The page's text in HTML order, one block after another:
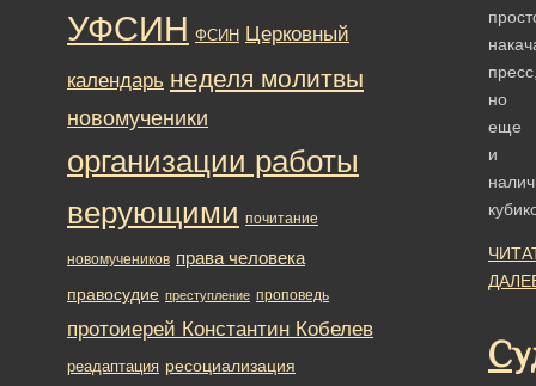
но
еще
и
УФСИН ФСИН Церковный
календарь неделя молитвы
новомученики
организации работы
верующими почитание
новомучеников права человека
правосудие преступление проповедь
протоиерей Константин Кобелев
реадаптация ресоциализация